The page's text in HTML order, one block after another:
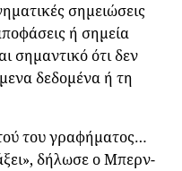
σημειώσεις
ή σημεία
σημαντικό ότι δεν
δεδομένα ή τη
του γραφήματος…
δήλωσε ο Μπερν-